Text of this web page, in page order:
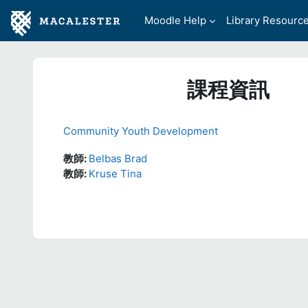
Moodle Help
Library
課程資訊
Community Youth Development
教師: Belbas Brad
教師: Kruse Tina